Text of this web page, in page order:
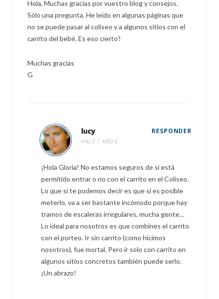
Hola, Muchas gracias por vuestro blog y consejos.
Sólo una pregunta. He leído en algunas páginas que
no se puede pasar al coliseo y a algunos sitios con el
carrito del bebé. Es eso cierto?
Muchas gracias
G
lucy
HACE 7 AÑOS
RESPONDER
¡Hola Gloria! No estamos seguros de si está
permitido entrar o no con el carrito en el Coliseo.
Lo que sí te podemos decir es que si es posible
meterlo, va a ser bastante incómodo porque hay
tramos de escaleras irregulares, mucha gente…
Lo ideal para nosotros es que combines el carrito
con el porteo. Ir sin carrito (como hicimos
nosotros), fue mortal. Pero ir solo con carrito en
algunos sitios concretos también puede serlo.
¡Un abrazo!